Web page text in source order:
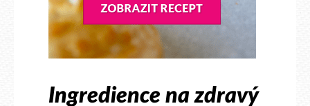
Ingredience na zdravý